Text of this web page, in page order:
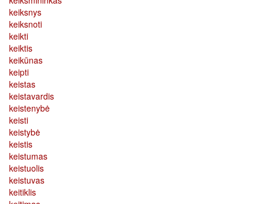
keiksnys
keiksnoti
keikti
keiktis
keikūnas
keipti
keistas
keistavardis
keistenybė
keisti
keistybė
keistis
keistumas
keistuolis
keistuvas
keitiklis